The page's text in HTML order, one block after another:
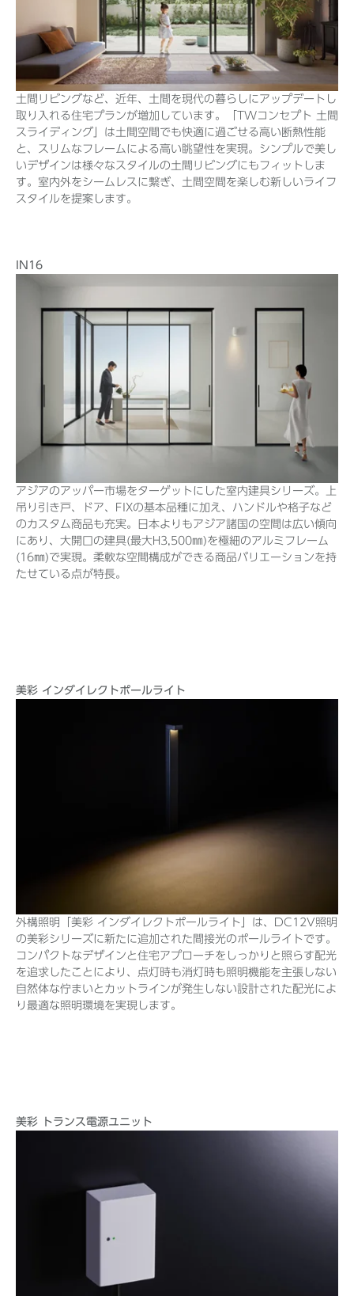
土間リビングなど、近年、土間を現代の暮らしにアップデートし
取り入れる住宅プランが増加しています。「TWコンセプト 土間
スライディング」は土間空間でも快適に過ごせる高い断熱性能
と、スリムなフレームによる高い眺望性を実現。シンプルで美し
いデザインは様々なスタイルの土間リビングにもフィットしま
す。室内外をシームレスに繋ぎ、土間空間を楽しむ新しいライフ
スタイルを提案します。
IN16
アジアのアッパー市場をターゲットにした室内建具シリーズ。上
吊り引き戸、ドア、FIXの基本品種に加え、ハンドルや格子など
のカスタム商品も充実。日本よりもアジア諸国の空間は広い傾向
にあり、大開口の建具(最大H3,500㎜)を極細のアルミフレーム
(16㎜)で実現。柔軟な空間構成ができる商品バリエーションを持
たせている点が特長。
美彩 インダイレクトポールライト
外構照明「美彩 インダイレクトポールライト」は、DC12V照明
の美彩シリーズに新たに追加された間接光のポールライトです。
コンパクトなデザインと住宅アプローチをしっかりと照らす配光
を追求したことにより、点灯時も消灯時も照明機能を主張しない
自然体な佇まいとカットラインが発生しない設計された配光によ
り最適な照明環境を実現します。
美彩 トランス電源ユニット